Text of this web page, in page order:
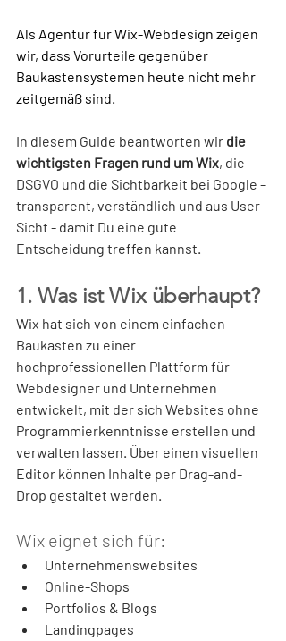
Als Agentur für Wix-Webdesign zeigen
wir, dass Vorurteile gegenüber
Baukastensystemen heute nicht mehr
zeitgemäß sind.
In diesem Guide beantworten wir die
wichtigsten Fragen rund um Wix, die
DSGVO und die Sichtbarkeit bei Google –
transparent, verständlich und aus User-
Sicht - damit Du eine gute
Entscheidung treffen kannst.
1. Was ist Wix überhaupt?
Wix hat sich von einem einfachen
Baukasten zu einer
hochprofessionellen Plattform für
Webdesigner und Unternehmen
entwickelt, mit der sich Websites ohne
Programmierkenntnisse erstellen und
verwalten lassen. Über einen visuellen
Editor können Inhalte per Drag-and-
Drop gestaltet werden.
Wix eignet sich für:
Unternehmenswebsites
Online-Shops
Portfolios & Blogs
Landingpages